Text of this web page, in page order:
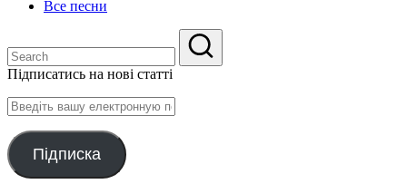
Все песни
Підписатись на нові статті
Введіть
вашу
електронную
поштуПідписка